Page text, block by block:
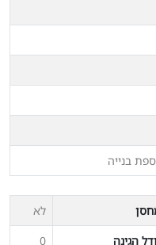
לא
הגינה
0